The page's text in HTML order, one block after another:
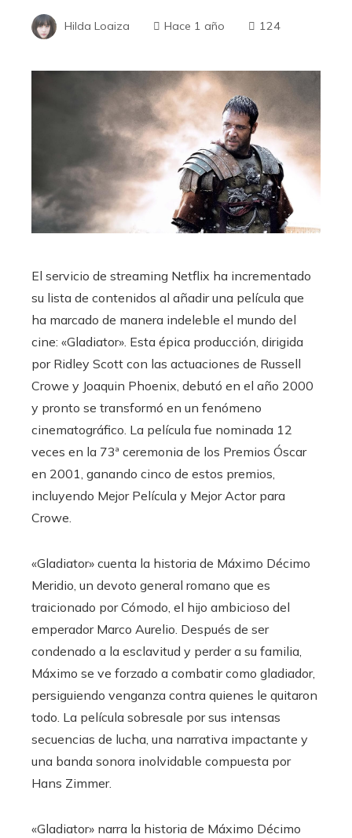
Hilda Loaiza Hace 1 año 124
El servicio de streaming Netflix ha incrementado
su lista de contenidos al añadir una película que
ha marcado de manera indeleble el mundo del
cine: «Gladiator». Esta épica producción, dirigida
por Ridley Scott con las actuaciones de Russell
Crowe y Joaquin Phoenix, debutó en el año 2000
y pronto se transformó en un fenómeno
cinematográfico. La película fue nominada 12
veces en la 73ª ceremonia de los Premios Óscar
en 2001, ganando cinco de estos premios,
incluyendo Mejor Película y Mejor Actor para
Crowe.
«Gladiator» cuenta la historia de Máximo Décimo
Meridio, un devoto general romano que es
traicionado por Cómodo, el hijo ambicioso del
emperador Marco Aurelio. Después de ser
condenado a la esclavitud y perder a su familia,
Máximo se ve forzado a combatir como gladiador,
persiguiendo venganza contra quienes le quitaron
todo. La película sobresale por sus intensas
secuencias de lucha, una narrativa impactante y
una banda sonora inolvidable compuesta por
Hans Zimmer.
«Gladiator» narra la historia de Máximo Décimo